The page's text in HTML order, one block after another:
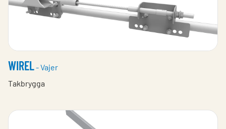
WIREL- Vajer
Takbrygga